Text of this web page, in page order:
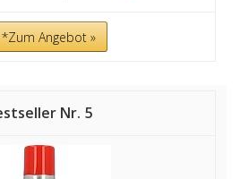
*Zum Angebot »
5